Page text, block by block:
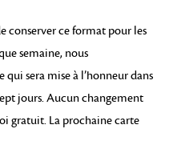
conserver ce format pour les
semaine, nous
sera mise à l’honneur dans
jours. Aucun changement
gratuit. La prochaine carte